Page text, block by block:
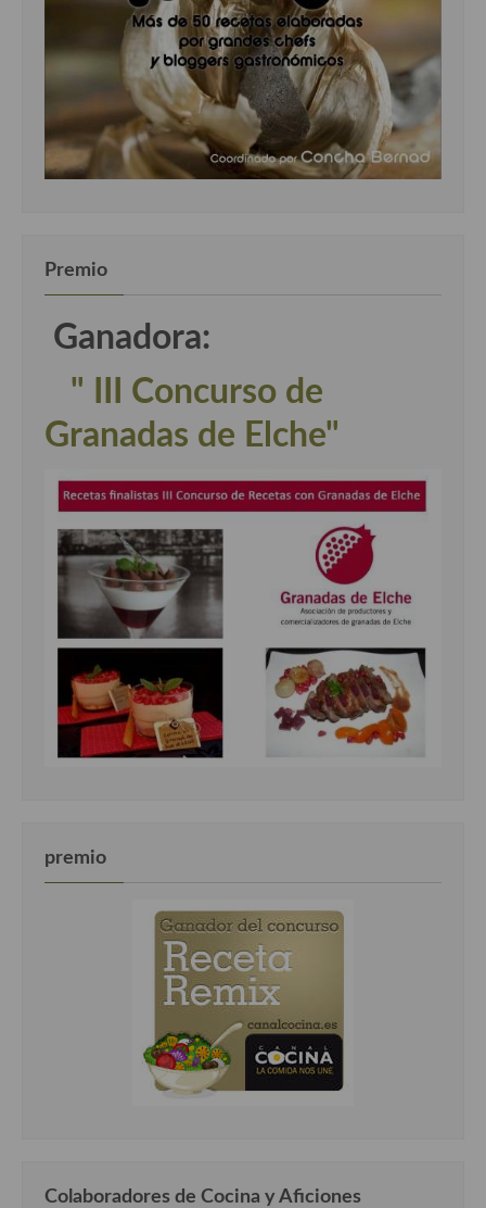
Premio
Ganadora:
" III Concurso de
Granadas de Elche"
premio
Colaboradores de Cocina y Aficiones